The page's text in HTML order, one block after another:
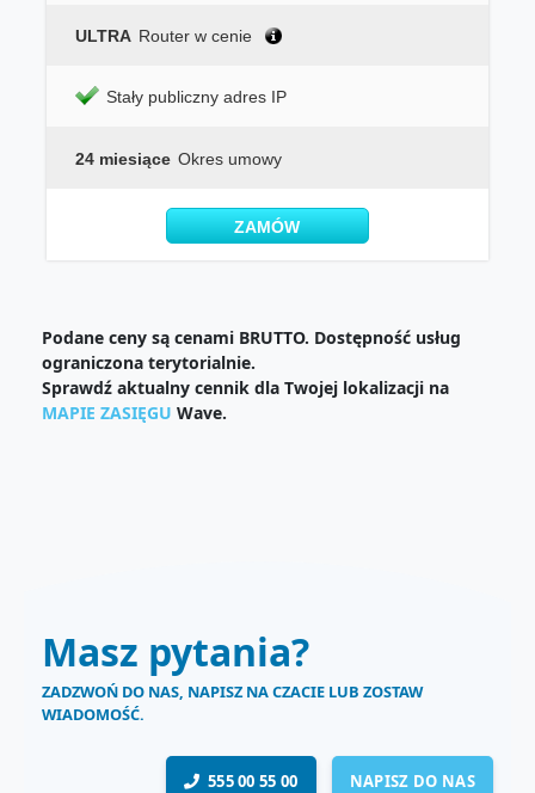
ULTRA Router w cenie
Stały publiczny adres IP
24 miesiące Okres umowy
ZAMÓW
Podane ceny są cenami BRUTTO. Dostępność usług
ograniczona terytorialnie.
Sprawdź aktualny cennik dla Twojej lokalizacji na
MAPIE ZASIĘGU Wave.
Masz pytania?
ZADZWOŃ DO NAS, NAPISZ NA CZACIE LUB ZOSTAW
WIADOMOŚĆ.
555 00 55 00 NAPISZ DO NAS